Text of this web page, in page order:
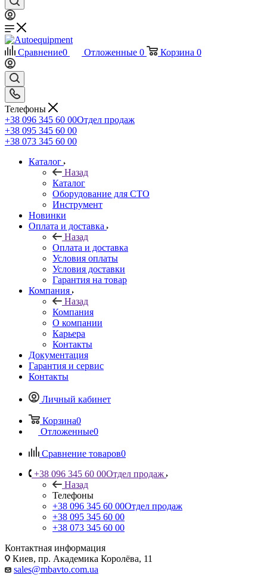
Сравнение0 Отложенные 0 Корзина 0
Телефоны
+38 096 345 60 00Отдел продаж
+38 095 345 60 00
+38 073 345 60 00
Каталог
Назад
Каталог
Оборудование для СТО
Инструмент
Новинки
Оплата и доставка
Назад
Оплата и доставка
Условия оплаты
Условия доставки
Гарантия на товар
Компания
Назад
Компания
О компании
Карьера
Контакты
Документация
Гарантия и сервис
Контакты
Личный кабинет
Корзина0
Отложенные0
Сравнение товаров0
+38 096 345 60 00Отдел продаж
Назад
Телефоны
+38 096 345 60 00Отдел продаж
+38 095 345 60 00
+38 073 345 60 00
Контактная информация
Киев, пр. Академика Королёва, 11
sales@mbavto.com.ua